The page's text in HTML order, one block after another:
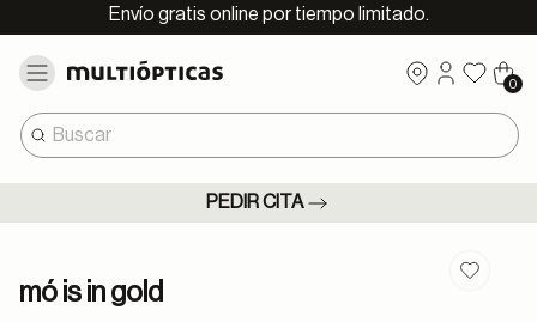
Envío gratis online por tiempo limitado.
0
PEDIR CITA
mó is in gold